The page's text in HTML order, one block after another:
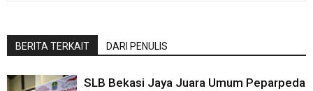
BERITA TERKAIT DARI PENULIS
SLB Bekasi Jaya Juara Umum Peparpeda